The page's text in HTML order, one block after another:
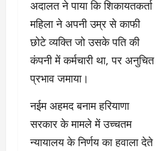
अदालत ने पाया कि शिकायतकर्ता
महिला ने अपनी उम्र से काफी
छोटे व्यक्ति जो उसके पति की
कंपनी में कर्मचारी था, पर अनुचित
प्रभाव जमाया।
नईम अहमद बनाम हरियाणा
सरकार के मामले में उच्चतम
न्यायालय के निर्णय का हवाला देते